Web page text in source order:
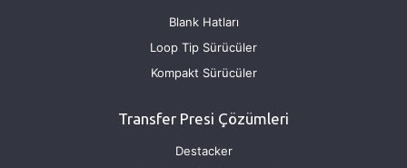
Blank Hatları
Loop Tip Sürücüler
Kompakt Sürücüler
Transfer Presi Çözümleri
Destacker